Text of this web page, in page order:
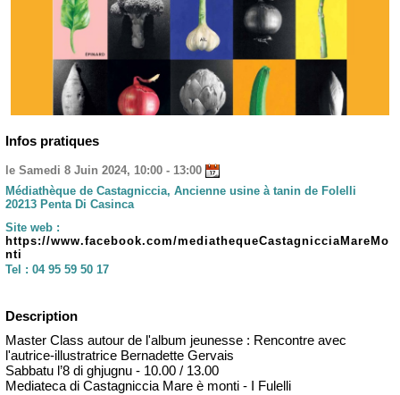
Infos pratiques
le Samedi 8 Juin 2024, 10:00 - 13:00
Médiathèque de Castagniccia, Ancienne usine à tanin de Folelli
20213 Penta Di Casinca
Site web :
https://www.facebook.com/mediathequeCastagnicciaMareMo
nti
Tel : 04 95 59 50 17
Description
Master Class autour de l'album jeunesse : Rencontre avec
l'autrice-illustratrice Bernadette Gervais
Sabbatu l’8 di ghjugnu - 10.00 / 13.00
Mediateca di Castagniccia Mare è monti - I Fulelli